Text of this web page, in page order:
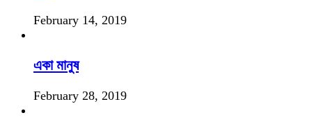
February 14, 2019
একা মানুষ
February 28, 2019